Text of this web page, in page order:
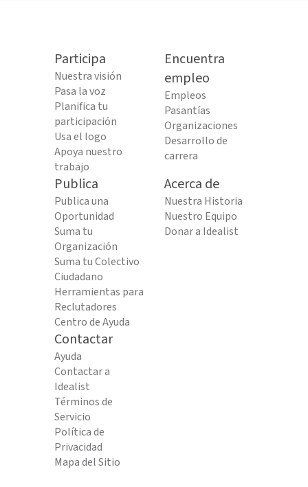
Participa
Nuestra visión
Pasa la voz
Planifica tu
participación
Usa el logo
Apoya nuestro
trabajo
Encuentra
empleo
Empleos
Pasantías
Organizaciones
Desarrollo de
carrera
Publica
Publica una
Oportunidad
Suma tu
Organización
Suma tu Colectivo
Ciudadano
Herramientas para
Reclutadores
Centro de Ayuda
Acerca de
Nuestra Historia
Nuestro Equipo
Donar a Idealist
Contactar
Ayuda
Contactar a
Idealist
Términos de
Servicio
Política de
Privacidad
Mapa del Sitio